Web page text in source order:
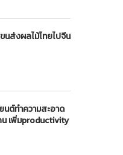
นส่งผลไม้ไทยไปจีน
นต์ทำความสะอาด
น เพิ่มproductivity